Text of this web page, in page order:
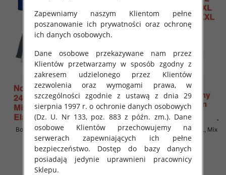
Bokserki męskie Roz M-2XL, Mix
kolor Paczka 24 szt
6.90 zł
szczegóły
Bokserki męskie Roz M-2XL, Mix
kolor Paczka 24 szt
6.90 zł
szczegóły
Zapewniamy naszym Klientom pełne
poszanowanie ich prywatności oraz ochronę
ich danych osobowych.
Dane osobowe przekazywane nam przez
Klientów przetwarzamy w sposób zgodny z
zakresem udzielonego przez Klientów
zezwolenia oraz wymogami prawa, w
szczególności zgodnie z ustawą z dnia 29
sierpnia 1997 r. o ochronie danych osobowych
(Dz. U. Nr 133, poz. 883 z późn. zm.). Dane
osobowe Klientów przechowujemy na
serwerach zapewniających ich pełne
bezpieczeństwo. Dostęp do bazy danych
posiadają jedynie uprawnieni pracownicy
Sklepu.